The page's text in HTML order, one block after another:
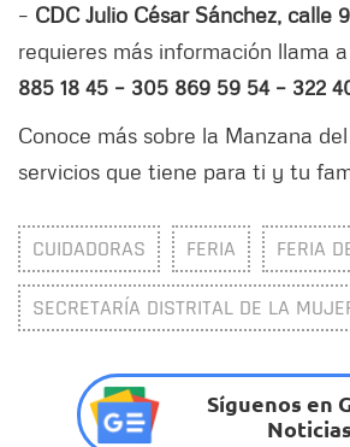
– CDC Julio César Sánchez, calle
requieres más información llama
885 18 45 – 305 869 59 54 – 322
Conoce más sobre la Manzana
servicios que tiene para ti y tu
CUIDADORAS FERIA FERIA
SECRETARÍA DISTRITAL DE LA
Síguenos en
Noticias